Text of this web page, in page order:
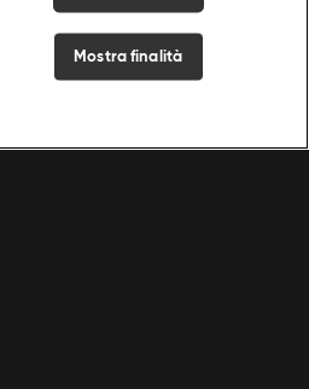
Mostra finalità